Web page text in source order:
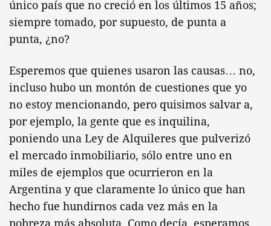
único país que no creció en los últimos 15 años;
siempre tomado, por supuesto, de punta a
punta, ¿no?
Esperemos que quienes usaron las causas… no,
incluso hubo un montón de cuestiones que yo
no estoy mencionando, pero quisimos salvar a,
por ejemplo, la gente que es inquilina,
poniendo una Ley de Alquileres que pulverizó
el mercado inmobiliario, sólo entre uno en
miles de ejemplos que ocurrieron en la
Argentina y que claramente lo único que han
hecho fue hundirnos cada vez más en la
pobreza más absoluta. Como decía, esperamos